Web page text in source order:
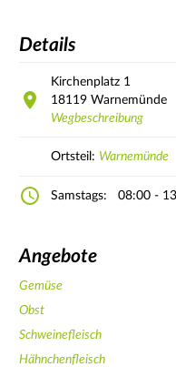
Details
Kirchenplatz 1
18119 Warnemünde
Wegbeschreibung
Ortsteil: Warnemünde
Samstags: 08:00 -
Angebote
Gemüse
Obst
Schweinefleisch
Hähnchenfleisch